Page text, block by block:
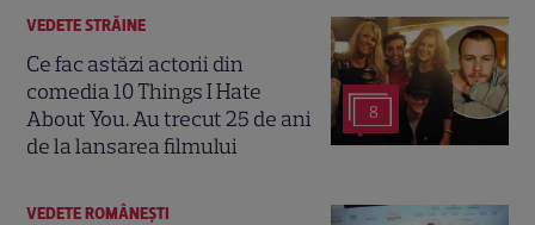
8
VEDETE STRĂINE
Ce fac astăzi actorii din
comedia 10 Things I Hate
About You. Au trecut 25 de ani
de la lansarea filmului
VEDETE ROMÂNEŞTI